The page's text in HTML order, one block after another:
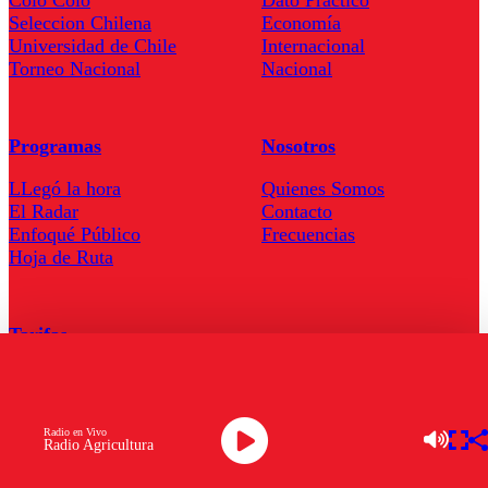
Radio Agricultura
Radio en Vivo
Seleccion Chilena
Universidad de Chile
Torneo Nacional
Economía
Internacional
Nacional
Programas
LLegó la hora
El Radar
Enfoqué Público
Hoja de Ruta
Nosotros
Quienes Somos
Contacto
Frecuencias
Tarifas